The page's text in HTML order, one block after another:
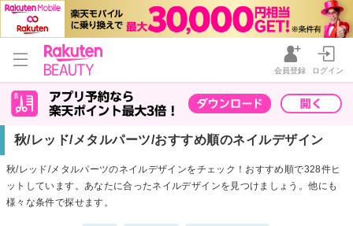
会員登録 ログイン
秋/レッド/メタルパーツ/おすすめ順のネイルデザイン
秋/レッド/メタルパーツのネイルデザインをチェック！おすすめ順で328件ヒ
ットしています。あなたに合ったネイルデザインを見つけましょう。他にも
様々な条件で探せます。